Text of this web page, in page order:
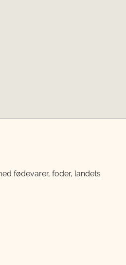
fødevarer, foder, landets